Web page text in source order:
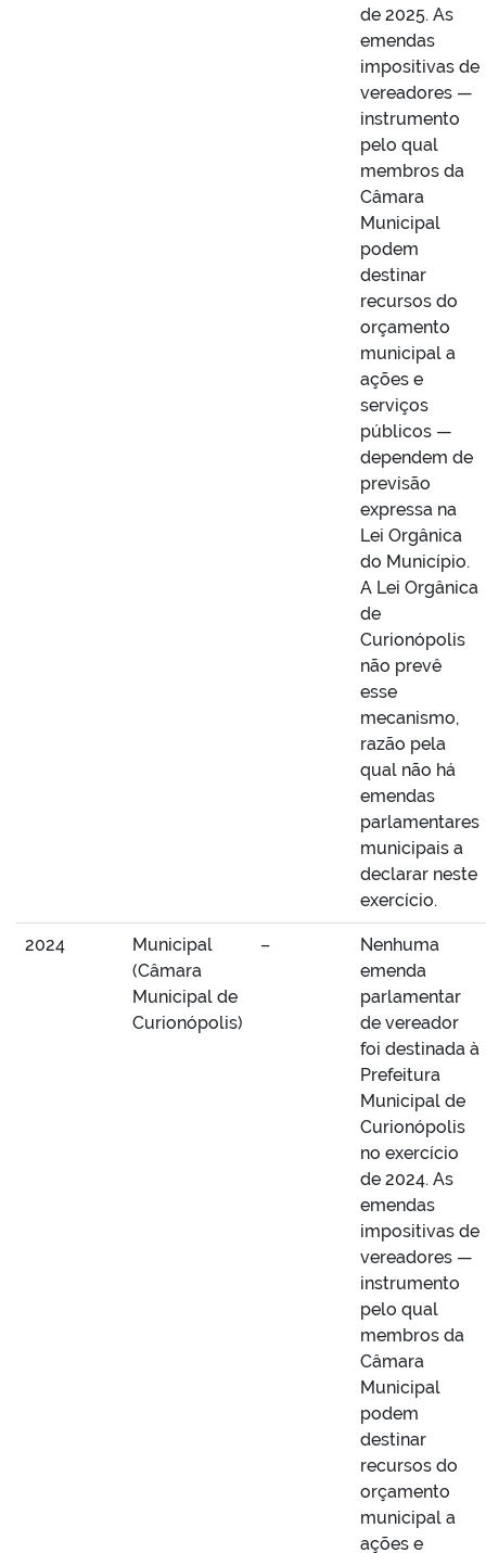
de 2025. As
emendas
impositivas de
vereadores —
instrumento
pelo qual
membros da
Câmara
Municipal
podem
destinar
recursos do
orçamento
municipal a
ações e
serviços
públicos —
dependem de
previsão
expressa na
Lei Orgânica
do Município.
A Lei Orgânica
de
Curionópolis
não prevê
esse
mecanismo,
razão pela
qual não há
emendas
parlamentares
municipais a
declarar neste
exercício.
2024
Municipal
(Câmara
Municipal de
Curionópolis)
–
Nenhuma
emenda
parlamentar
de vereador
foi destinada à
Prefeitura
Municipal de
Curionópolis
no exercício
de 2024. As
emendas
impositivas de
vereadores —
instrumento
pelo qual
membros da
Câmara
Municipal
podem
destinar
recursos do
orçamento
municipal a
ações e